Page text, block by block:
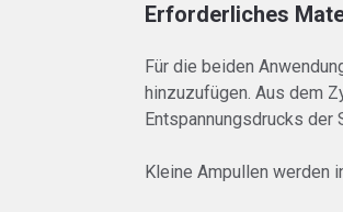
Erforderliches
Für die beiden
hinzuzufügen. Aus dem
Entspannungsdrucks der
Kleine Ampullen werden